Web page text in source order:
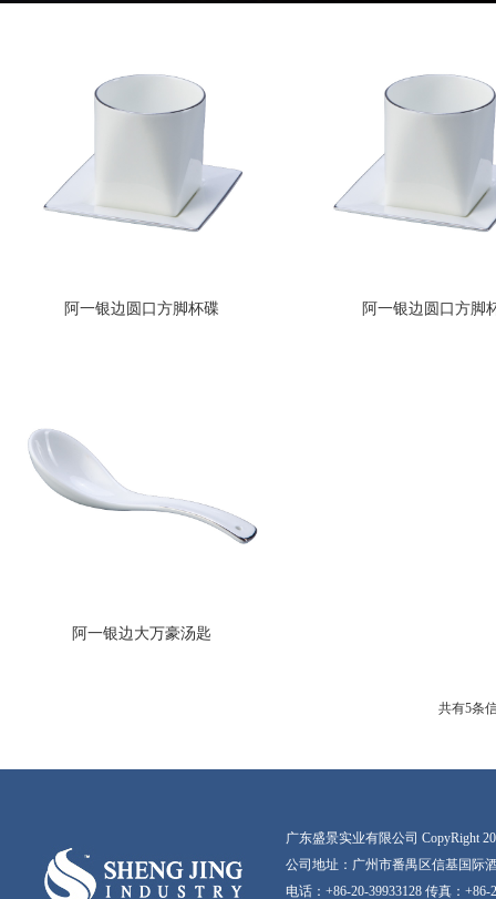
阿一银边圆口方脚杯碟 阿一银边圆口方脚
阿一银边大万豪汤匙
共有5
广东盛景实业有限公司 CopyRight
公司地址：广州市番禺区信基国际
电话：+86-20-39933128 传真：